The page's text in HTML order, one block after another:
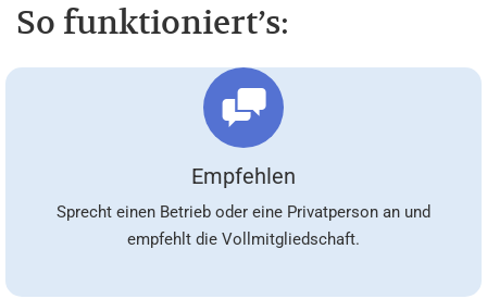
So funktioniert’s:
Empfehlen
Sprecht einen Betrieb oder eine Privatperson an und
empfehlt die Vollmitgliedschaft.